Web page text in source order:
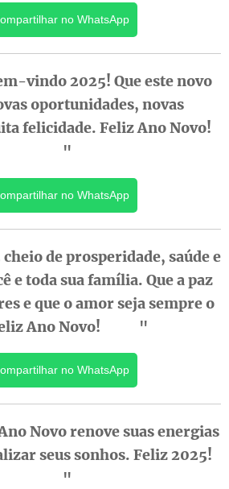
no WhatsApp
vindo 2025! Que este novo
oportunidades, novas
felicidade. Feliz Ano Novo!
🎉🥳"
no WhatsApp
de prosperidade, saúde e
e toda sua família. Que a paz
e que o amor seja sempre o
Ano Novo! 💖🏡"
no WhatsApp
Novo renove suas energias
seus sonhos. Feliz 2025!
✨💫"